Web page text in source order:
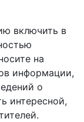
включить в
на
информации,
о
интересной,